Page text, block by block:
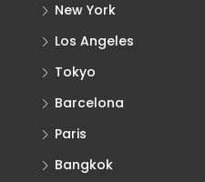
New York
Los Angeles
Tokyo
Barcelona
Paris
Bangkok